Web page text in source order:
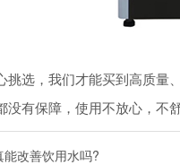
挑选，我们才能买到高质量
没有保障，使用不放心，不
改善饮用水吗?